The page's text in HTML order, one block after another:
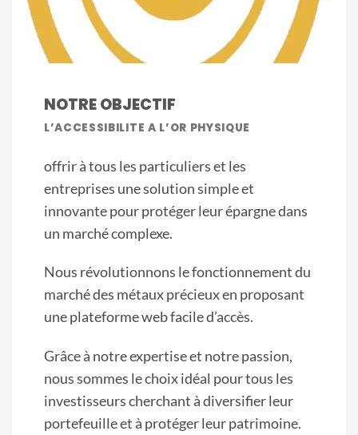
NOTRE OBJECTIF
L’ACCESSIBILITE A L’OR PHYSIQUE
offrir à tous les particuliers et les
entreprises une solution simple et
innovante pour protéger leur épargne dans
un marché complexe.
Nous révolutionnons le fonctionnement du
marché des métaux précieux en proposant
une plateforme web facile d’accès.
Grâce à notre expertise et notre passion,
nous sommes le choix idéal pour tous les
investisseurs cherchant à diversifier leur
portefeuille et à protéger leur patrimoine.